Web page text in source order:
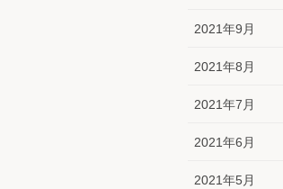
2021年9月
2021年8月
2021年7月
2021年6月
2021年5月